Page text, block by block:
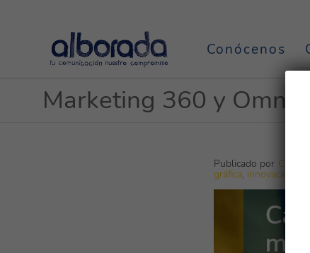
Conócenos
Marketing 360 y
Publicado por
gráfica, innovación